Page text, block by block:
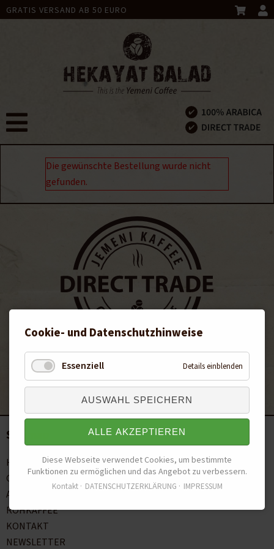
GRATIS VERSAND AB 50 EURO
Die gewünschte Bestellung wurde nicht
gefunden.
Fairer und direkter Handel
mit Kleinbauern aus dem Jemen
Sitemap
Navigation
überspringen
HOME
GESCHICHTE
ANBAU
ROHKAFFEE
KONTAKT
NEWSLETTER
Cookie- und Datenschutzhinweise
Essenziell Details einblenden
AUSWAHL SPEICHERN
ALLE AKZEPTIEREN
Diese Webseite verwendet Cookies, um bestimmte
Funktionen zu ermöglichen und das Angebot zu verbessern.
Kontakt DATENSCHUTZERKLÄRUNG IMPRESSUM